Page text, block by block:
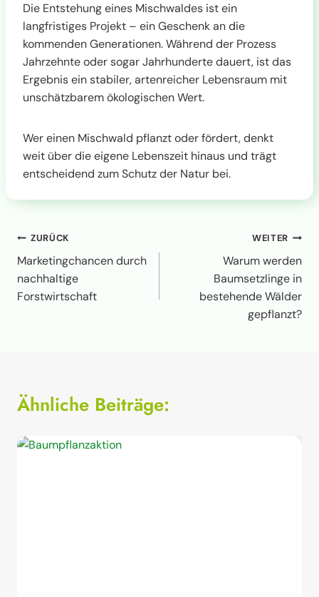
Die Entstehung eines Mischwaldes ist ein
langfristiges Projekt – ein Geschenk an die
kommenden Generationen. Während der Prozess
Jahrzehnte oder sogar Jahrhunderte dauert, ist das
Ergebnis ein stabiler, artenreicher Lebensraum mit
unschätzbarem ökologischen Wert.
Wer einen Mischwald pflanzt oder fördert, denkt
weit über die eigene Lebenszeit hinaus und trägt
entscheidend zum Schutz der Natur bei.
Beitragsnavigation
ZURÜCK
Marketingchancen durch
nachhaltige
Forstwirtschaft
WEITER
Warum werden
Baumsetzlinge in
bestehende Wälder
gepflanzt?
Ähnliche Beiträge: